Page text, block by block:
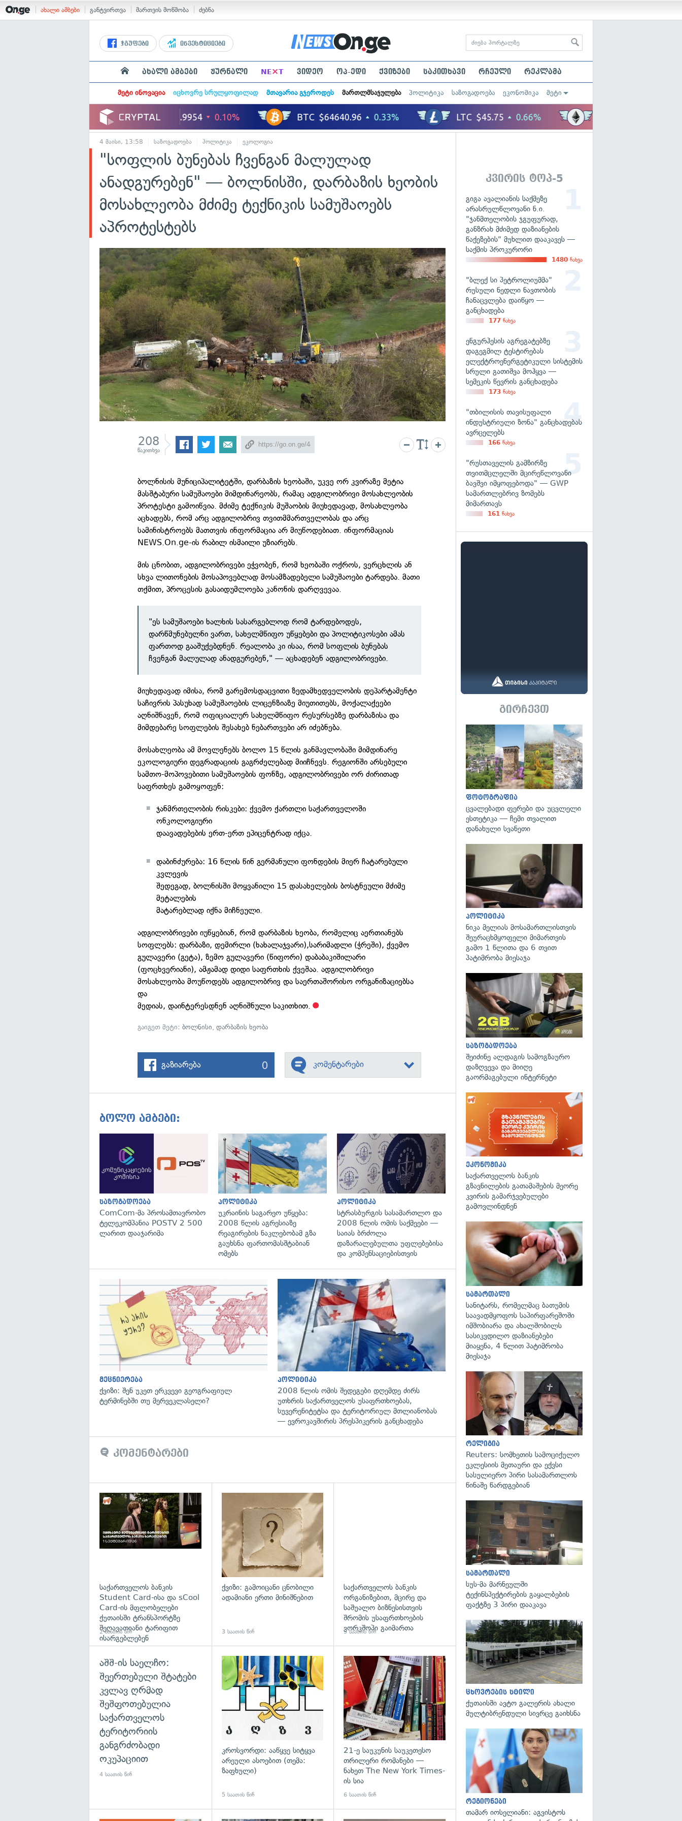
ახალი ამბები განტვირთვა მართვის მოწმობა ძებნა
ჯგუფები ინვესტიციები
ახალი ამბები ჟურნალი NE×T ვიდეო ოპ-ედი ქვიზები საკითხავი რჩეული რეკლამა
მეტი ინოვაცია იცხოვრე სრულყოფილად მთავარია გჯეროდეს მართლმსაჯულება პოლიტიკა საზოგადოება ეკონომიკა მეტი
4 მაისი, 13:58 საზოგადოება პოლიტიკა ეკოლოგია
"სოფლის ბუნებას ჩვენგან მალულად
ანადგურებენ" — ბოლნისში, დარბაზის ხეობის
მოსახლეობა მძიმე ტექნიკის სამუშაოებს
აპროტესტებს
208
წაკითხვა
ბოლნისის მუნიციპალიტეტში, დარბაზის ხეობაში, უკვე ორ კვირაზე მეტია
მასშტაბური სამუშაოები მიმდინარეობს, რამაც ადგილობრივი მოსახლეობის
პროტესტი გამოიწვია. მძიმე ტექნიკის მუშაობის მიუხედავად, მოსახლეობა
აცხადებს, რომ არც ადგილობრივ თვითმმართველობას და არც
სამინისტროებს მათთვის ინფორმაცია არ მიუწოდებიათ. ინფორმაციას
NEWS.On.ge-ის რაბილ ისმაილი უზიარებს.
მის ცნობით, ადგილობრივები ეჭვობენ, რომ ხეობაში ოქროს, ვერცხლის ან
სხვა ლითონების მოსაპოვებლად მოსამზადებელი სამუშაოები ტარდება. მათი
თქმით, პროცესის გასაიდუმლოება კანონის დარღვევაა.
"ეს სამუშაოები ხალხის სასარგებლოდ რომ ტარდებოდეს,
დარწმუნებულნი ვართ, სახელმწიფო უწყებები და პოლიტიკოსები ამას
ფართოდ გააშუქებდნენ. რეალობა კი ისაა, რომ სოფლის ბუნებას
ჩვენგან მალულად ანადგურებენ," — აცხადებენ ადგილობრივები.
მიუხედავად იმისა, რომ გარემოსდაცვითი ზედამხედველობის დეპარტამენტი
საჩივრის პასუხად სამუშაოების ლიცენზიაზე მიუთითებს, მოქალაქეები
აღნიშნავენ, რომ ოფიციალურ სახელმწიფო რესურსებზე დარბაზისა და
მიმდებარე სოფლების შესახებ ნებართვები არ იძებნება.
მოსახლეობა ამ მოვლენებს ბოლო 15 წლის განმავლობაში მიმდინარე
ეკოლოგიური დეგრადაციის გაგრძელებად მიიჩნევს. რეგიონში არსებული
სამთო-მოპოვებითი სამუშაოების ფონზე, ადგილობრივები ორ ძირითად
საფრთხეს გამოყოფენ:
ჯანმრთელობის რისკები: ქვემო ქართლი საქართველოში
ონკოლოგიური
დაავადებების ერთ-ერთ ეპიცენტრად იქცა.
დაბინძურება: 16 წლის წინ გერმანული ფონდების მიერ ჩატარებული
კვლევის
შედეგად, ბოლნისში მოყვანილი 15 დასახელების ბოსტნეული მძიმე
მეტალების
მატარებლად იქნა მიჩნეული.
ადგილობრივები იუწყებიან, რომ დარბაზის ხეობა, რომელიც აერთიანებს
სოფლებს: დარბაზი, დემირლი (ხახალაჯვარი),სარიმადლი (ჭრეში), ქვემო
გულავერი (გეტა), ზემო გულავერი (წიფორი) დაბაბაკიშილარი
(ფოცხვერიანი), ამჟამად დიდი საფრთხის ქვეშაა. ადგილობრივი
მოსახლეობა მოუწოდებს ადგილობრივ და საერთაშორისო ორგანიზაციებსა
და
მედიას, დაინტერესდნენ აღნიშნული საკითხით.
გაიგეთ მეტი:ბოლნისი,დარბაზის ხეობა
გაზიარება 0 კომენტარები
ბოლო ამბები:
გადახედვა
საზოგადოება
ComCom-მა პროსამთავრობო
ტელეკომპანია POSTV 2 500
ლარით დააჯარიმა
გადახედვა
პოლიტიკა
უკრაინის საგარეო უწყება:
2008 წლის აგრესიაზე
რეაგირების ნაკლებობამ გზა
გაუხსნა ფართომასშტაბიან
ომებს
გადახედვა
პოლიტიკა
სტრასბურგის სასამართლო და
2008 წლის ომის საქმეები —
საიას ბრძოლა
დაზარალებულთა უფლებებისა
და კომპენსაციებისთვის
მეცნიერება
ქვიზი: შენ უკეთ ერკვევი გეოგრაფიულ
ტერმინებში თუ მერვეკლასელი?
პოლიტიკა
2008 წლის ომის შედეგები დღემდე ძირს
უთხრის საქართველოს უსაფრთხოებას,
სუვერენიტეტსა და ტერიტორიულ მთლიანობას
— ევროკავშირის პრესპიკერის განცხადება
კომენტარები
საქართველოს ბანკის
Student Card-ისა და sCool
Card-ის მფლობელები
ქუთაისში ტრანსპორტზე
შეღავათიანი ტარიფით
ისარგებლებენ
2 საათის წინ
ქვიზი: გამოიცანი ცნობილი
ადამიანი ერთი მინიშნებით
3 საათის წინ
საქართველოს ბანკის
ორგანიზებით, მცირე და
საშუალო ბიზნესისთვის
შრომის უსაფრთხოების
ვორკშოპი გაიმართა
3 საათის წინ
აშშ-ის საელჩო:
შეერთებული შტატები
კვლავ ღრმად
შეშფოთებულია
საქართველოს
ტერიტორიის
განგრძობადი
ოკუპაციით
4 საათის წინ
გადახედვა
კროსვორდი: ააწყვე სიტყვა
არეული ასოებით (თემა:
ზაფხული)
5 საათის წინ
გადახედვა
21-ე საუკუნის საუკეთესო
თრილერი რომანები —
ნახეთ The New York Times-
ის სია
6 საათის წინ
კვირის ტოპ-5
გიგა ავალიანის საქმეზე
არასრულწლოვანი ნ.ი.
"ჯანმთელობის ჯგუფურად,
განზრახ მძიმედ დაზიანების
წაქეზების" მუხლით დააკავეს —
საქმის პროკურორი
1480 ნახვა
"ბლექ სი პეტროლიუმმა"
რუსული ნედლი ნავთობის
ჩანაცვლება დაიწყო —
განცხადება
177 ნახვა
ენგურჰესის აგრეგატებზე
დაგეგმილ ტესტირებას
ელექტროენერგეტიკული სისტემის
სრული გათიშვა მოჰყვა —
სემეკის წევრის განცხადება
173 ნახვა
"თბილისის თავისუფალი
ინდუსტრიული ზონა" განცხადებას
ავრცელებს
166 ნახვა
"რუსთაველის გამზირზე
თვითმცლელში მცირეწლოვანი
ბავშვი იმყოფებოდა" — GWP
სამართლებრივ ზომებს
მიმართავს
161 ნახვა
გირჩევთ
ფოტოგრაფია
ცვალებადი ფერები და უცვლელი
ესთეტიკა — ჩემი თვალით
დანახული სვანეთი
პოლიტიკა
ნიკა მელიას მოსამართლისთვის
შეურაცხმყოფელი მიმართვის
გამო 1 წლითა და 6 თვით
პატიმრობა მიესაჯა
საზოგადოება
შეიძინე ალდაგის სამოგზაურო
დაზღვევა და მიიღე
გაორმაგებული ინტერნეტი
ეკონომიკა
საქართველოს ბანკის
გზავნილების გათამაშების მეორე
კვირის გამარჯვებულები
გამოვლინდნენ
სამართალი
სანიტარს, რომელმაც ბათუმის
საავადმყოფოს საპირფარეშოში
იმშობიარა და ახალშობილს
სასიკვდილო დაზიანებები
მიაყენა, 4 წლით პატიმრობა
მიესაჯა
რელიგია
Reuters: სომხეთის სამოციქულო
ეკლესიის მეთაური და ექვსი
სასულიერო პირი სასამართლოს
წინაშე წარდგებიან
სამართალი
სუს-მა მარნეულში
ტექინსპექტირების გაყალბების
ფაქტზე 3 პირი დააკავა
ცხოვრების სტილი
ქუთაისში ავტო გალერის ახალი
მულტიბრენდული სივრცე გაიხსნა
რეგიონები
თამარ იოსელიანი: აგვისტოს